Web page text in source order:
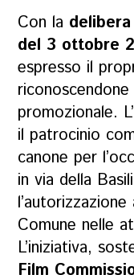
Con la
del 3 ottobre
espresso il
promozionale.
il patrocinio
canone per
in via della
Comune nelle
L’iniziativa,